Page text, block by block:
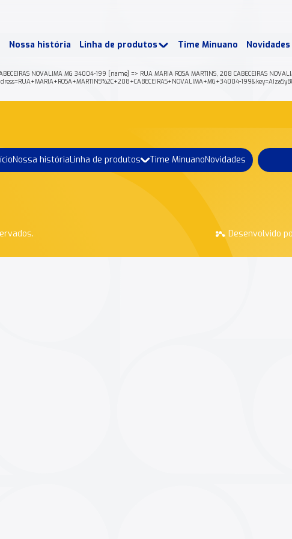
Nossa história Linha de produtos Time Minuano Novidades
NOVALIMA MG 34004-199 [name] => RUA MARIA ROSA MARTINS, 208 CABECEIRAS
Nossa históriaLinha de produtos Time MinuanoNovidades
Desenvolvido